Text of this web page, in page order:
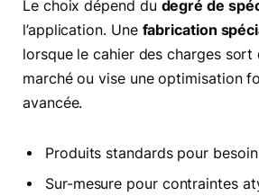
Le choix dépend du degré de
l’application. Une fabrication
lorsque le cahier des charges sort
marché ou vise une optimisation
avancée.
Produits standards pour
Sur-mesure pour contraintes